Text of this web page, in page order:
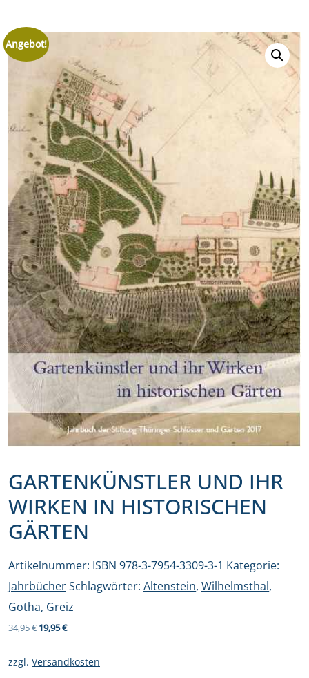
Angebot!
GARTENKÜNSTLER UND IHR
WIRKEN IN HISTORISCHEN
GÄRTEN
Artikelnummer: ISBN 978-3-7954-3309-3-1 Kategorie:
JahrbücherSchlagwörter: Altenstein, Wilhelmsthal,
Gotha, Greiz
34,95€ Ursprünglicher
war:
19,95€Aktueller
ist:
zzgl. Versandkosten